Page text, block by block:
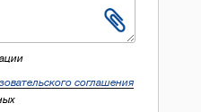
соглашения